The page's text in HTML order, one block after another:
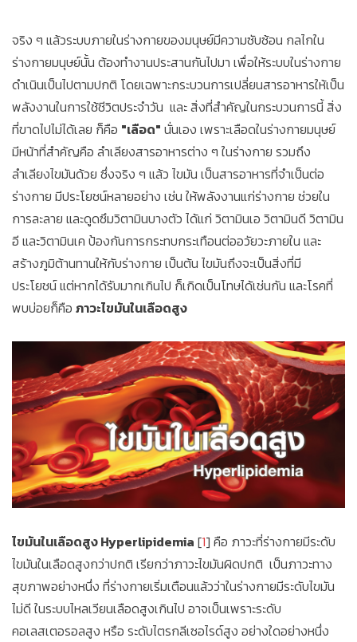
จริง ๆ แล้วระบบภายในร่างกายของมนุษย์มีความซับซ้อน กลไกใน
ร่างกายมนุษย์นั้น ต้องทำงานประสานกันไปมา เพื่อให้ระบบในร่างกาย
ดำเนินเป็นไปตามปกติ โดยเฉพาะกระบวนการเปลี่ยนสารอาหารให้เป็น
พลังงานในการใช้ชีวิตประจำวัน และ สิ่งที่สำคัญในกระบวนการนี้ สิ่ง
ที่ขาดไปไม่ได้เลย ก็คือ "เลือด" นั่นเอง เพราะเลือดในร่างกายมนุษย์
มีหน้าที่สำคัญคือ ลำเลียงสารอาหารต่าง ๆ ในร่างกาย รวมถึง
ลำเลียงไขมันด้วย ซึ่งจริง ๆ แล้ว ไขมัน เป็นสารอาหารที่จำเป็นต่อ
ร่างกาย มีประโยชน์หลายอย่าง เช่น ให้พลังงานแก่ร่างกาย ช่วยใน
การละลาย และดูดซึมวิตามินบางตัว ได้แก่ วิตามินเอ วิตามินดี วิตามิน
อี และวิตามินเค ป้องกันการกระทบกระเทือนต่ออวัยวะภายใน และ
สร้างภูมิต้านทานให้กับร่างกาย เป็นต้น ไขมันถึงจะเป็นสิ่งที่มี
ประโยชน์ แต่หากได้รับมากเกินไป ก็เกิดเป็นโทษได้เช่นกัน และโรคที่
พบบ่อยก็คือ ภาวะไขมันในเลือดสูง
ไขมันในเลือดสูง Hyperlipidemia [1] คือ ภาวะที่ร่างกายมีระดับ
ไขมันในเลือดสูงกว่าปกติ เรียกว่าภาวะไขมันผิดปกติ เป็นภาวะทาง
สุขภาพอย่างหนึ่ง ที่ร่างกายเริ่มเตือนแล้วว่าในร่างกายมีระดับไขมัน
ไม่ดี ในระบบไหลเวียนเลือดสูงเกินไป อาจเป็นเพราะระดับ
คอเลสเตอรอลสูง หรือ ระดับไตรกลีเซอไรด์สูง อย่างใดอย่างหนึ่ง